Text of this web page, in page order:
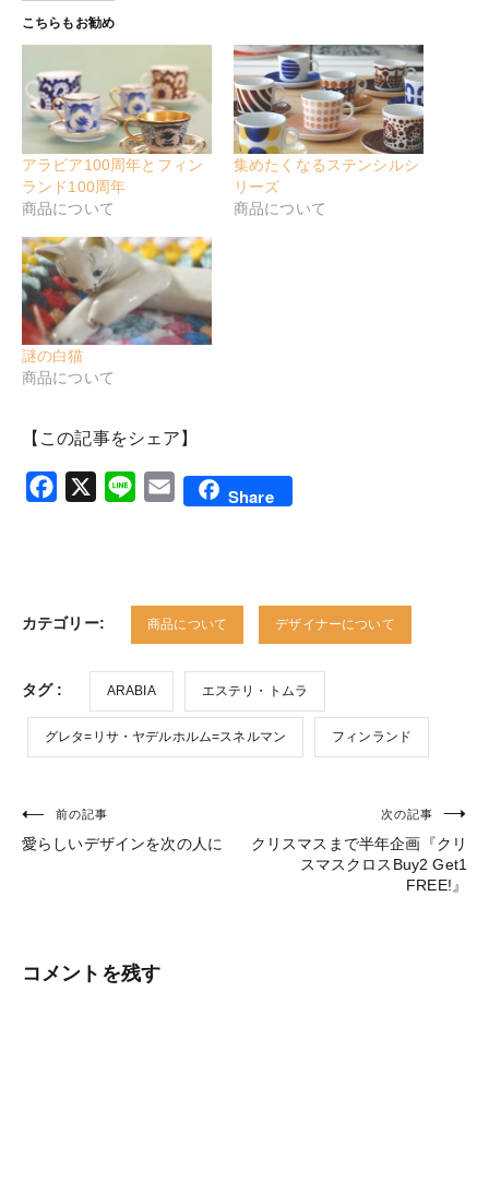
こちらもお勧め
アラビア100周年とフィン
ランド100周年
商品について
集めたくなるステンシルシ
リーズ
商品について
謎の白猫
商品について
【この記事をシェア】
Facebook
X Line Email Share
カテゴリー: 商品について デザイナーについて
タグ : ARABIA エステリ・トムラ
グレタ=リサ・ヤデルホルム=スネルマン フィンランド
投
稿
ゲ
前の記事
愛らしいデザインを次の人に
次の記事
クリスマスまで半年企画『クリ
スマスクロスBuy2 Get1
FREE!』
コメントを残す